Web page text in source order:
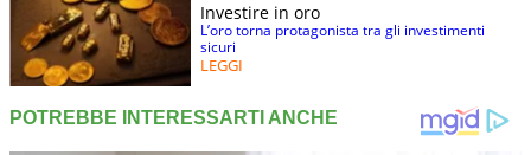
Investire in oro
L’oro torna protagonista tra gli investimenti
sicuri
LEGGI